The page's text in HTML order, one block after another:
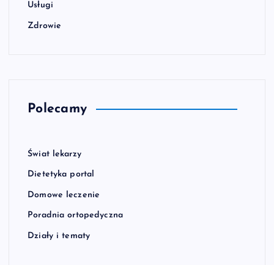
Usługi
Zdrowie
Polecamy
Świat lekarzy
Dietetyka portal
Domowe leczenie
Poradnia ortopedyczna
Działy i tematy